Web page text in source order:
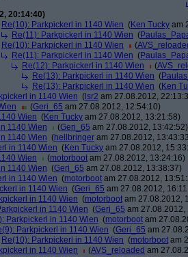
20:14:40)
Re(10): Parkpickerl in 1140 Wien (Ken Tucky am
Re(11): Parkpickerl in 1140 Wien (
Re(10): Parkpickerl in 1140 Wien
(
Re(11): Parkpickerl in 1140 Wien (
Re(12): Parkpickerl in 1140 Wien
(
Re(13): Parkpickerl in 1140 Wien (
Re(13): Parkpickerl in 1140 Wien (Ken
in 1140 Wien ( lsr2 am 27.08.2012,
(Geri_65 am 27.08.2012, 12:54:10)
Wien (Ken Tucky am 27.08.2012, 13:21:58)
1140 Wien
(Geri_65 am 27.08.2012, 13:42:52)
1140 Wien (hellbringer am 27.08.2012,
in 1140 Wien (Ken Tucky am 27.08.2012,
Wien
(motorboot am 27.08.2012, 13:24:16)
1140 Wien (Geri_65 am 27.08.2012, 13:38:37)
in 1140 Wien (motorboot am 27.08.2012,
in 1140 Wien (Geri_65 am 27.08.2012,
in 1140 Wien (motorboot am 27.08.2012,
in 1140 Wien (Geri_65 am 27.08.2012,
Parkpickerl in 1140 Wien (motorboot am
Parkpickerl in 1140 Wien (Geri_65 am
Re(10): Parkpickerl in 1140 Wien (motorboot am
in 1140 Wien
(AVS_reloaded am